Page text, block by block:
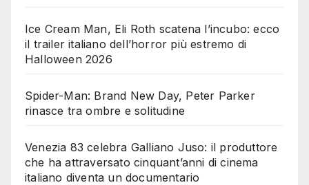
Ice Cream Man, Eli Roth scatena l’incubo: ecco
il trailer italiano dell’horror più estremo di
Halloween 2026
Spider-Man: Brand New Day, Peter Parker
rinasce tra ombre e solitudine
Venezia 83 celebra Galliano Juso: il produttore
che ha attraversato cinquant’anni di cinema
italiano diventa un documentario